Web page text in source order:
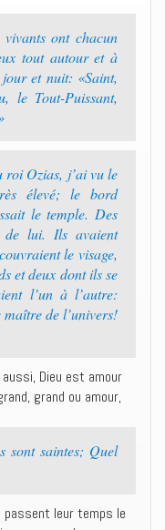
ont chacun
tout autour et à
et nuit: «Saint,
le Tout-Puissant,
roi Ozias, j’ai vu le
élevé; le bord
le temple. Des
de lui. Ils avaient
le visage,
et deux dont ils se
l’un à l’autre:
de l’univers!
Dieu est amour
grand ou amour,
sont saintes; Quel
passent leur temps le